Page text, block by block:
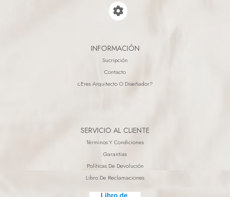
INFORMACIÓN
Sucripción
Contacto
¿eres Arquitecto O Diseñador?
SERVICIO AL CLIENTE
Términos Y Condiciones
Garantias
Políticas De Devolución
Libro De Reclamaciones